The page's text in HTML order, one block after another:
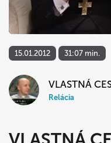
15.01.2012 31:07 min.
VLASTNÁ
Relácia